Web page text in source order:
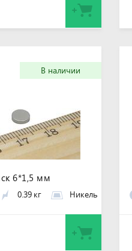
В наличии
6*1,5 мм
0.39 кг Никель